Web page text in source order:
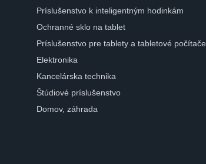
Príslušenstvo k inteligentným hodinkám
Ochranné sklo na tablet
Príslušenstvo pre tablety a tabletové počítače
Elektronika
Kancelárska technika
Štúdiové príslušenstvo
Domov, záhrada